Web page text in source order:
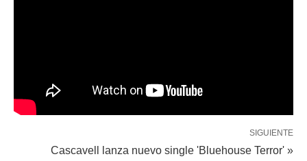
SIGUIENTE
Cascavell lanza nuevo single 'Bluehouse Terror' »